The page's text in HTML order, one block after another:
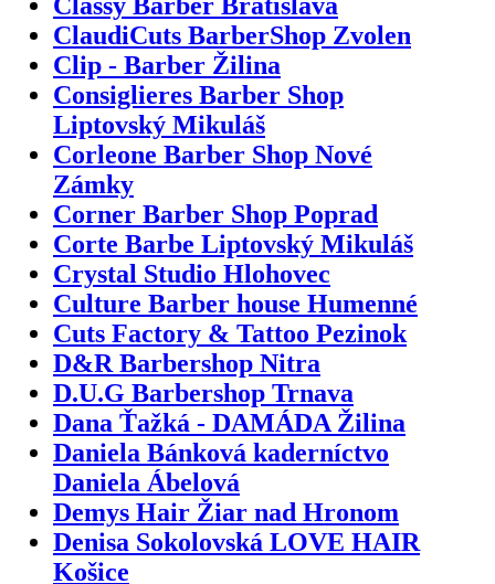
ClaudiCuts BarberShop Zvolen
Clip - Barber Žilina
Consiglieres Barber Shop
Liptovský Mikuláš
Corleone Barber Shop Nové
Zámky
Corner Barber Shop Poprad
Corte Barbe Liptovský Mikuláš
Crystal Studio Hlohovec
Culture Barber house Humenné
Cuts Factory & Tattoo Pezinok
D&R Barbershop Nitra
D.U.G Barbershop Trnava
Dana Ťažká - DAMÁDA Žilina
Daniela Bánková kaderníctvo
Daniela Ábelová
Demys Hair Žiar nad Hronom
Denisa Sokolovská LOVE HAIR
Košice